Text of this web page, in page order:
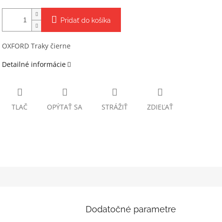
Pridať do košíka
OXFORD Traky čierne
Detailné informácie
TLAČ OPÝTAŤ SA STRÁŽIŤ ZDIEĽAŤ
Dodatočné parametre